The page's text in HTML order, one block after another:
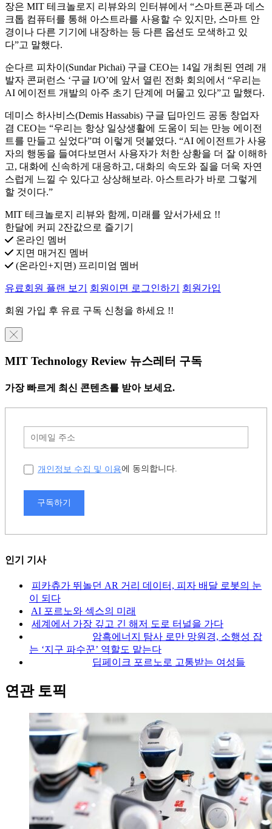
장은 MIT 테크놀로지 리뷰와의 인터뷰에서 “스마트폰과 데스
크톱 컴퓨터를 통해 아스트라를 사용할 수 있지만, 스마트 안
경이나 다른 기기에 내장하는 등 다른 옵션도 모색하고 있
다”고 말했다.
순다르 피차이(Sundar Pichai) 구글 CEO는 14일 개최된 연례 개
발자 콘퍼런스 ‘구글 I/O’에 앞서 열린 전화 회의에서 “우리는
AI 에이전트 개발의 아주 초기 단계에 머물고 있다”고 말했다.
데미스 하사비스(Demis Hassabis) 구글 딥마인드 공동 창업자
겸 CEO는 “우리는 항상 일상생활에 도움이 되는 만능 에이전
트를 만들고 싶었다”며 이렇게 덧붙였다. “AI 에이전트가 사용
자의 행동을 들여다보면서 사용자가 처한 상황을 더 잘 이해하
고, 대화에 신속하게 대응하고, 대화의 속도와 질을 더욱 자연
스럽게 느낄 수 있다고 상상해보라. 아스트라가 바로 그렇게
할 것이다.”
MIT 테크놀로지 리뷰와 함께, 미래를 앞서가세요 !!
한달에 커피 2잔값으로 즐기기
온라인 멤버
지면 매거진 멤버
(온라인+지면) 프리미엄 멤버
유료회원 플랜 보기 회원이면 로그인하기 회원가입
회원 가입 후 유료 구독 신청을 하세요 !!
╳
MIT Technology Review 뉴스레터 구독
가장 빠르게 최신 콘텐츠를 받아 보세요.
개인정보 수집 및 이용에 동의합니다.
구독하기
인기 기사
피카츄가 뛰놀던 AR 거리 데이터, 피자 배달 로봇의 눈
이 되다
AI 포르노와 섹스의 미래
세계에서 가장 깊고 긴 해저 도로 터널을 가다
암흑에너지 탐사 로만 망원경, 소행성 잡
는 ‘지구 파수꾼’ 역할도 맡는다
딥페이크 포르노로 고통받는 여성들
연관 토픽